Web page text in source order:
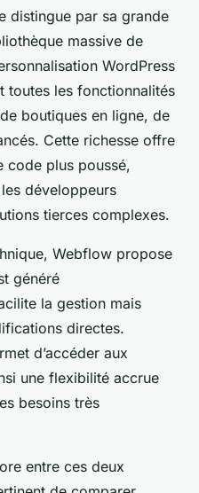
distingue par sa grande
massive de
WordPress
toutes les fonctionnalités
boutiques en ligne, de
Cette richesse offre
code plus poussé,
développeurs
tierces complexes.
Webflow propose
généré
la gestion mais
directes.
d’accéder aux
une flexibilité accrue
besoins très
entre ces deux